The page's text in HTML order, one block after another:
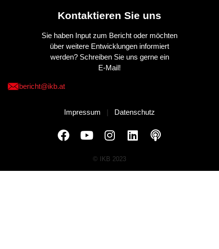
Kontaktieren Sie uns
Sie haben Input zum Bericht oder möchten
über weitere Entwicklungen informiert
werden? Schreiben Sie uns gerne ein
E-Mail!
bericht@ikb.at
Impressum | Datenschutz
© IKB 2023